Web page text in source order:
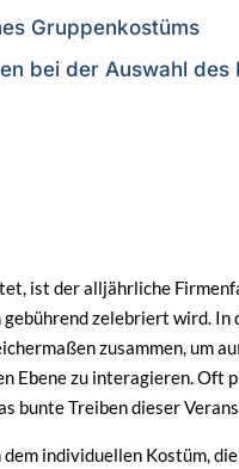
Gruppenkostüms
bei der Auswahl des
ist der alljährliche
zelebriert wird.
zusammen, um
Ebene zu interagieren. Oft
bunte Treiben dieser
individuellen Kostüm,